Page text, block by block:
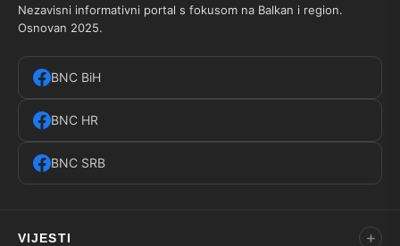
Nezavisni informativni portal s fokusom na Balkan i region.
Osnovan 2025.
BNC BiH
BNC HR
BNC SRB
VIJESTI